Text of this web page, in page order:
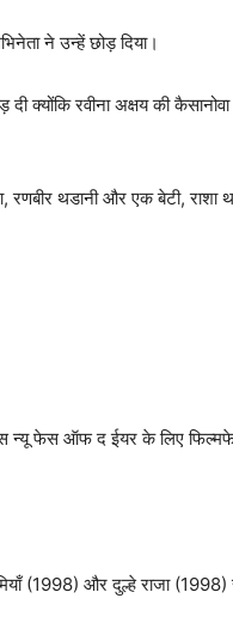
ने उन्हें छोड़ दिया।
क्योंकि रवीना अक्षय की
थडानी और एक बेटी, राशा
न्यू फेस ऑफ द ईयर के लिए
(1998) और दुल्हे राजा (1998)